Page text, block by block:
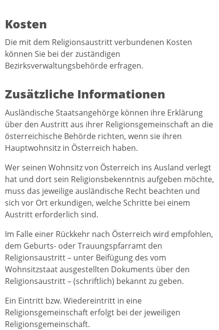
Kosten
Die mit dem Religionsaustritt verbundenen Kosten
können Sie bei der zuständigen
Bezirksverwaltungsbehörde erfragen.
Zusätzliche Informationen
Ausländische Staatsangehörge können ihre Erklärung
über den Austritt aus ihrer Religionsgemeinschaft an die
österreichische Behörde richten, wenn sie ihren
Hauptwohnsitz in Österreich haben.
Wer seinen Wohnsitz von Österreich ins Ausland verlegt
hat und dort sein Religionsbekenntnis aufgeben möchte,
muss das jeweilige ausländische Recht beachten und
sich vor Ort erkundigen, welche Schritte bei einem
Austritt erforderlich sind.
Im Falle einer Rückkehr nach Österreich wird empfohlen,
dem Geburts- oder Trauungspfarramt den
Religionsaustritt – unter Beifügung des vom
Wohnsitzstaat ausgestellten Dokuments über den
Religionsaustritt – (schriftlich) bekannt zu geben.
Ein Eintritt bzw. Wiedereintritt in eine
Religionsgemeinschaft erfolgt bei der jeweiligen
Religionsgemeinschaft.